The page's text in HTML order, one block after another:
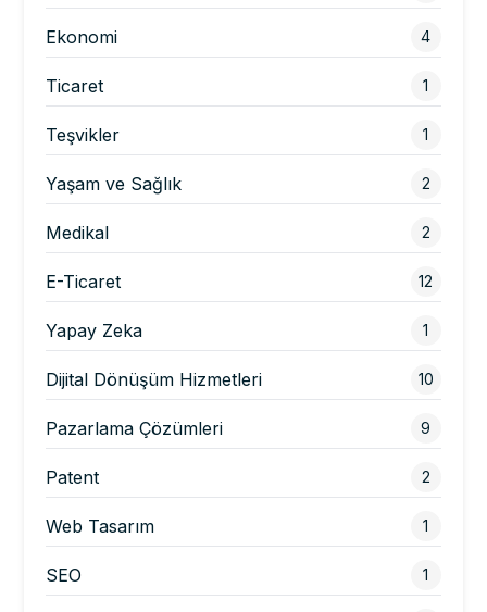
Ekonomi 4
Ticaret 1
Teşvikler 1
Yaşam ve Sağlık 2
Medikal 2
E-Ticaret 12
Yapay Zeka 1
Dijital Dönüşüm Hizmetleri 10
Pazarlama Çözümleri 9
Patent 2
Web Tasarım 1
SEO 1